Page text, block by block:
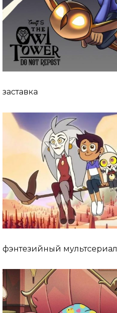
заставка
фэнтезийный мультсериал